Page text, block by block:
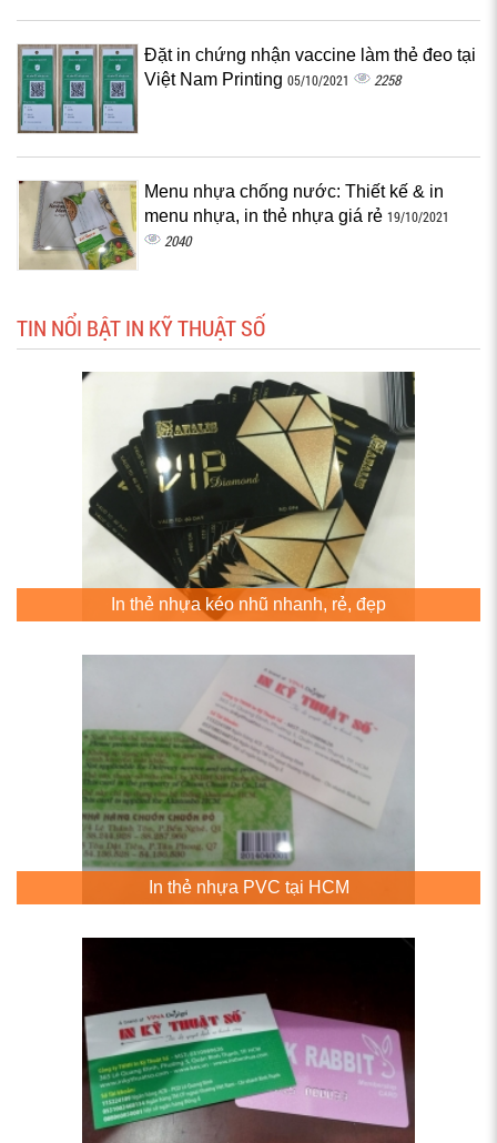
Đặt in chứng nhận vaccine làm thẻ đeo tại
Việt Nam Printing 05/10/2021 2258
Menu nhựa chống nước: Thiết kế & in
menu nhựa, in thẻ nhựa giá rẻ 19/10/2021
2040
TIN NỔI BẬT IN KỸ THUẬT SỐ
In thẻ nhựa kéo nhũ nhanh, rẻ, đẹp
In thẻ nhựa PVC tại HCM